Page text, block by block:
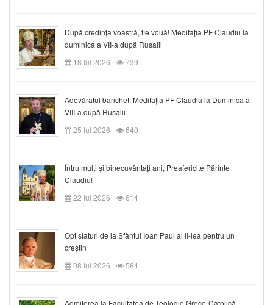
După credinţa voastră, fie vouă! Meditația PF Claudiu la
duminica a VII-a după Rusalii
18 Iul 2026
739
Adevăratul banchet: Meditația PF Claudiu la Duminica a
VIII-a după Rusalii
25 Iul 2026
640
Întru mulți și binecuvântați ani, Preafericite Părinte
Claudiu!
22 Iul 2026
614
Opt sfaturi de la Sfântul Ioan Paul al II-lea pentru un
creștin
08 Iul 2026
584
Admiterea la Facultatea de Teologie Greco-Catolică –